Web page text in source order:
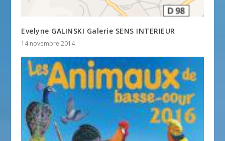
Evelyne GALINSKI Galerie SENS INTERIEUR
14 novembre 2014